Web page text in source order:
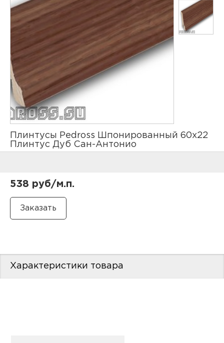
Плинтусы Pedross Шпонированный 60х22
Плинтус Дуб Сан-Антонио
538 руб/м.п.
Характеристики товара